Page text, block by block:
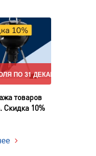
ПО 31 ДЕКАБРЯ
товаров
Скидка 10%